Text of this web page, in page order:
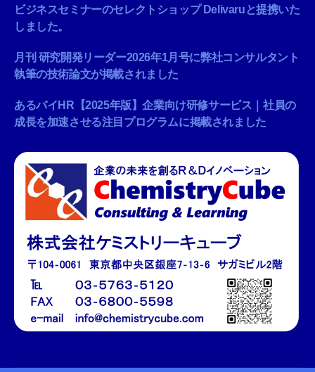
ビジネスセミナーのセレクトショップ Delivaruと提携いた
しました。
月刊 研究開発リーダー2026年1月号に弊社コンサルタント
執筆の技術論文が掲載されました
あるバイHR【2025年版】企業向け研修サービス｜社員の
成長を加速させる注目プログラムに掲載されました